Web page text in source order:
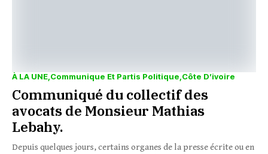
À LA UNE Communique Et Partis Politique Côte D’ivoire
Communiqué du collectif des
avocats de Monsieur Mathias
Lebahy.
Depuis quelques jours, certains organes de la presse écrite ou en